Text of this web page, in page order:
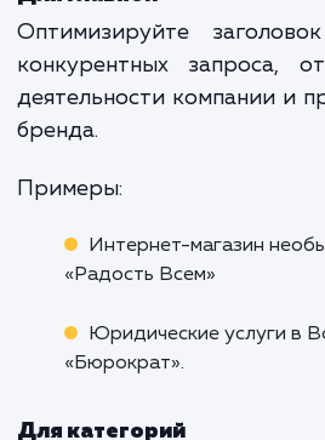
Универсальный шаблон
title подходит не
конкретной ситуации
информационного
одного ресурса
Общие рекомендации: